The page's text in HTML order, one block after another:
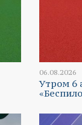
06.08.2026
Утром 6